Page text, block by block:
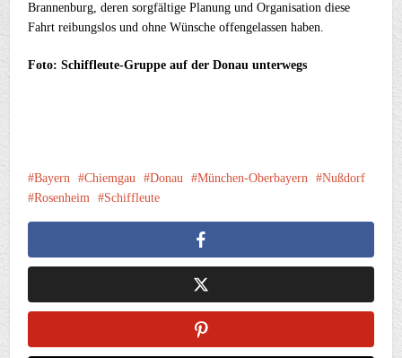
Brannenburg, deren sorgfältige Planung und Organisation diese
Fahrt reibungslos und ohne Wünsche offengelassen haben.
Foto: Schiffleute-Gruppe auf der Donau unterwegs
Bayern Chiemgau Donau München-Oberbayern
Nußdorf
Rosenheim
Schiffleute